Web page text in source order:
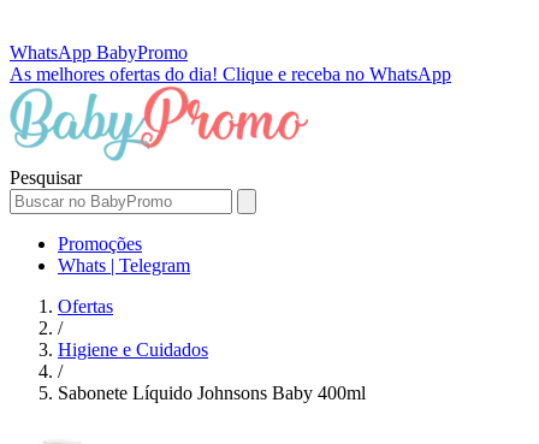
WhatsApp BabyPromo
As melhores ofertas do dia! Clique e receba no WhatsApp
Pesquisar
Promoções
Whats | Telegram
Ofertas
/
Higiene e Cuidados
/
Sabonete Líquido Johnsons Baby 400ml